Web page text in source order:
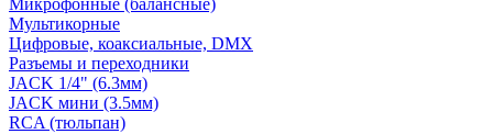
Микрофонные (балансные)
Мультикорные
Цифровые, коаксиальные, DMX
Разъемы и переходники
JACK 1/4" (6.3мм)
JACK мини (3.5мм)
RCA (тюльпан)